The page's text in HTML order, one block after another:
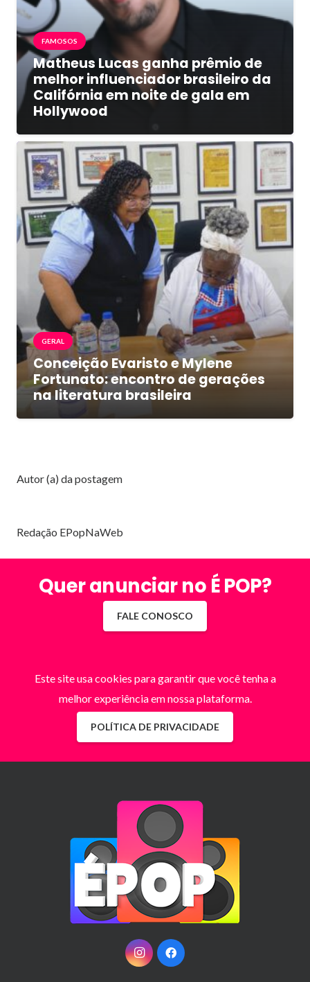
FAMOSOS
Matheus Lucas ganha prêmio de
melhor influenciador brasileiro da
Califórnia em noite de gala em
Hollywood
GERAL
Conceição Evaristo e Mylene
Fortunato: encontro de gerações
na literatura brasileira
Autor (a) da postagem
Redação EPopNaWeb
Quer anunciar no É POP?
FALE CONOSCO
Este site usa cookies para garantir que você tenha a
melhor experiência em nossa plataforma.
POLÍTICA DE PRIVACIDADE